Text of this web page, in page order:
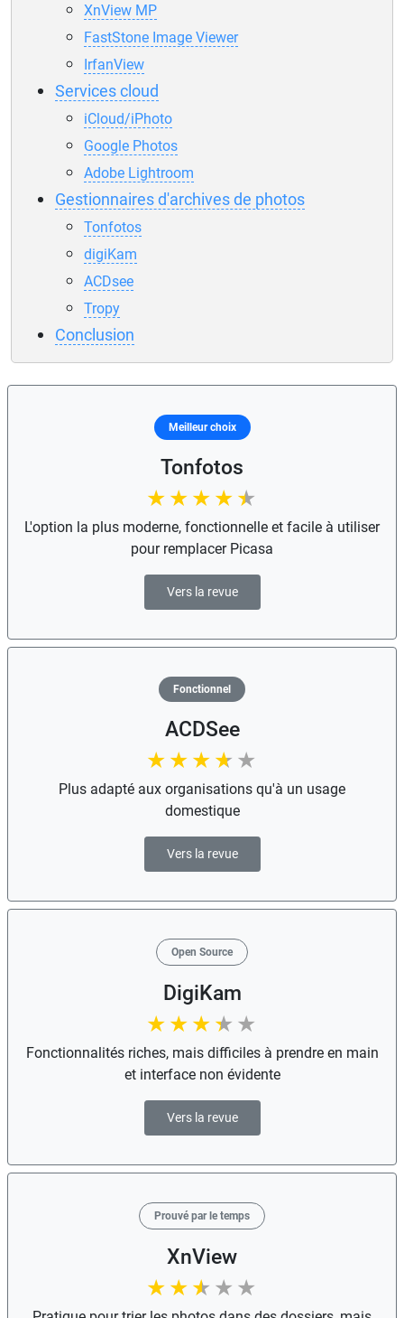
XnView MP
FastStone Image Viewer
IrfanView
Services cloud
iCloud/iPhoto
Google Photos
Adobe Lightroom
Gestionnaires d'archives de photos
Tonfotos
digiKam
ACDsee
Tropy
Conclusion
Meilleur choix
Tonfotos
L'option la plus moderne, fonctionnelle et facile à utiliser
pour remplacer Picasa
Vers la revue
Fonctionnel
ACDSee
Plus adapté aux organisations qu'à un usage
domestique
Vers la revue
Open Source
DigiKam
Fonctionnalités riches, mais difficiles à prendre en main
et interface non évidente
Vers la revue
Prouvé par le temps
XnView